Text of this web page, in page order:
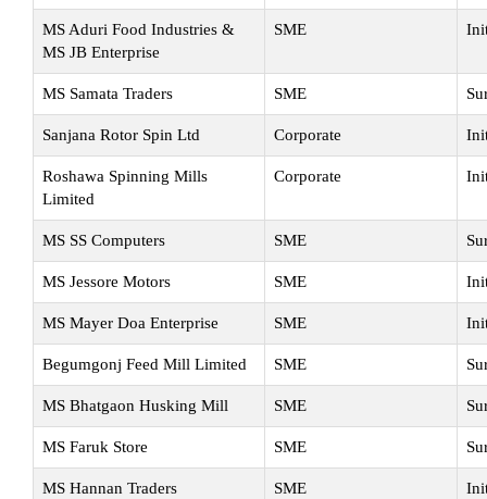
MS Aduri Food Industries &
MS JB Enterprise
SME
MS Samata Traders SME
Sanjana Rotor Spin Ltd Corporate
Roshawa Spinning Mills
Limited
Corporate
MS SS Computers SME
MS Jessore Motors SME
MS Mayer Doa Enterprise SME
Begumgonj Feed Mill Limited SME
MS Bhatgaon Husking Mill SME
MS Faruk Store SME
MS Hannan Traders SME